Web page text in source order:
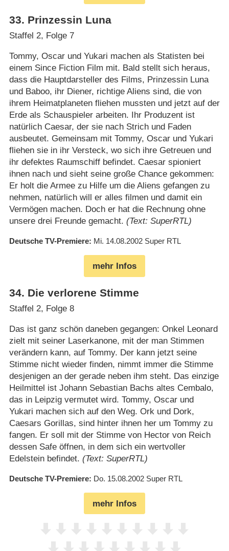
33. Prinzessin Luna
Staffel 2, Folge 7
Tommy, Oscar und Yukari machen als Statisten bei
einem Since Fiction Film mit. Bald stellt sich heraus,
dass die Hauptdarsteller des Films, Prinzessin Luna
und Baboo, ihr Diener, richtige Aliens sind, die von
ihrem Heimatplaneten fliehen mussten und jetzt auf der
Erde als Schauspieler arbeiten. Ihr Produzent ist
natürlich Caesar, der sie nach Strich und Faden
ausbeutet. Gemeinsam mit Tommy, Oscar und Yukari
fliehen sie in ihr Versteck, wo sich ihre Getreuen und
ihr defektes Raumschiff befindet. Caesar spioniert
ihnen nach und sieht seine große Chance gekommen:
Er holt die Armee zu Hilfe um die Aliens gefangen zu
nehmen, natürlich will er alles filmen und damit ein
Vermögen machen. Doch er hat die Rechnung ohne
unsere drei Freunde gemacht. (Text: SuperRTL)
Deutsche TV-Premiere Mi. 14.08.2002 Super RTL
mehr Infos
34. Die verlorene Stimme
Staffel 2, Folge 8
Das ist ganz schön daneben gegangen: Onkel Leonard
zielt mit seiner Laserkanone, mit der man Stimmen
verändern kann, auf Tommy. Der kann jetzt seine
Stimme nicht wieder finden, nimmt immer die Stimme
desjenigen an der gerade neben ihm steht. Das einzige
Heilmittel ist Johann Sebastian Bachs altes Cembalo,
das in Leipzig vermutet wird. Tommy, Oscar und
Yukari machen sich auf den Weg. Ork und Dork,
Caesars Gorillas, sind hinter ihnen her um Tommy zu
fangen. Er soll mit der Stimme von Hector von Reich
dessen Safe öffnen, in dem sich ein wertvoller
Edelstein befindet. (Text: SuperRTL)
Deutsche TV-Premiere Do. 15.08.2002 Super RTL
mehr Infos